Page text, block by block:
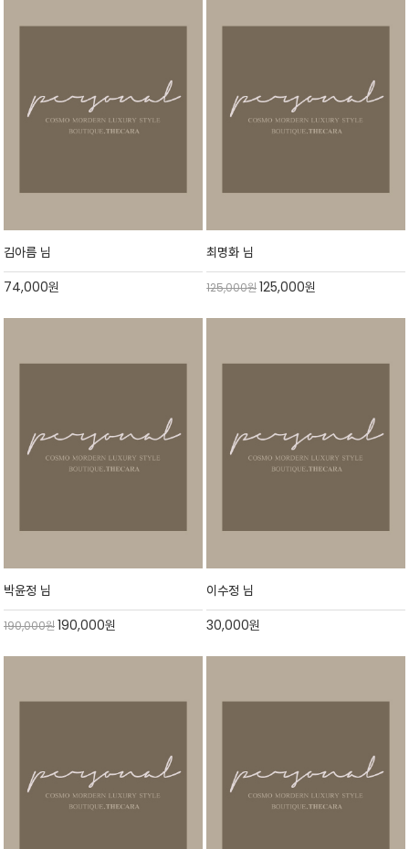
김아름 님
74,000원
최명화 님
125,000원125,000원
박윤정 님
190,000원190,000원
이수정 님
30,000원